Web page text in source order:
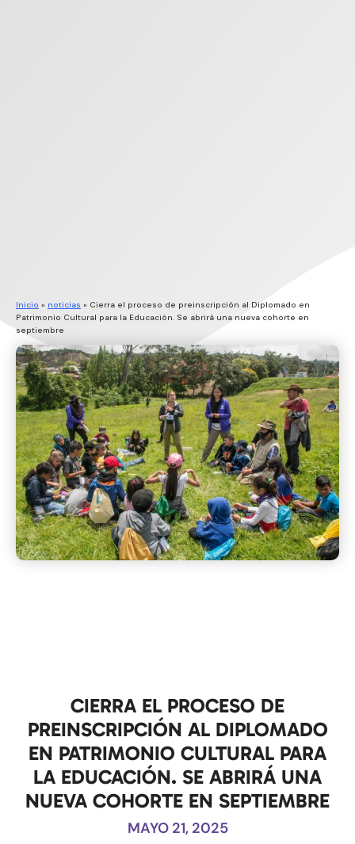
Inicio » noticias » Cierra el proceso de preinscripción al Diplomado en
Patrimonio Cultural para la Educación. Se abrirá una nueva cohorte en
septiembre
CIERRA EL PROCESO DE
PREINSCRIPCIÓN AL DIPLOMADO
EN PATRIMONIO CULTURAL PARA
LA EDUCACIÓN. SE ABRIRÁ UNA
NUEVA COHORTE EN SEPTIEMBRE
MAYO 21, 2025